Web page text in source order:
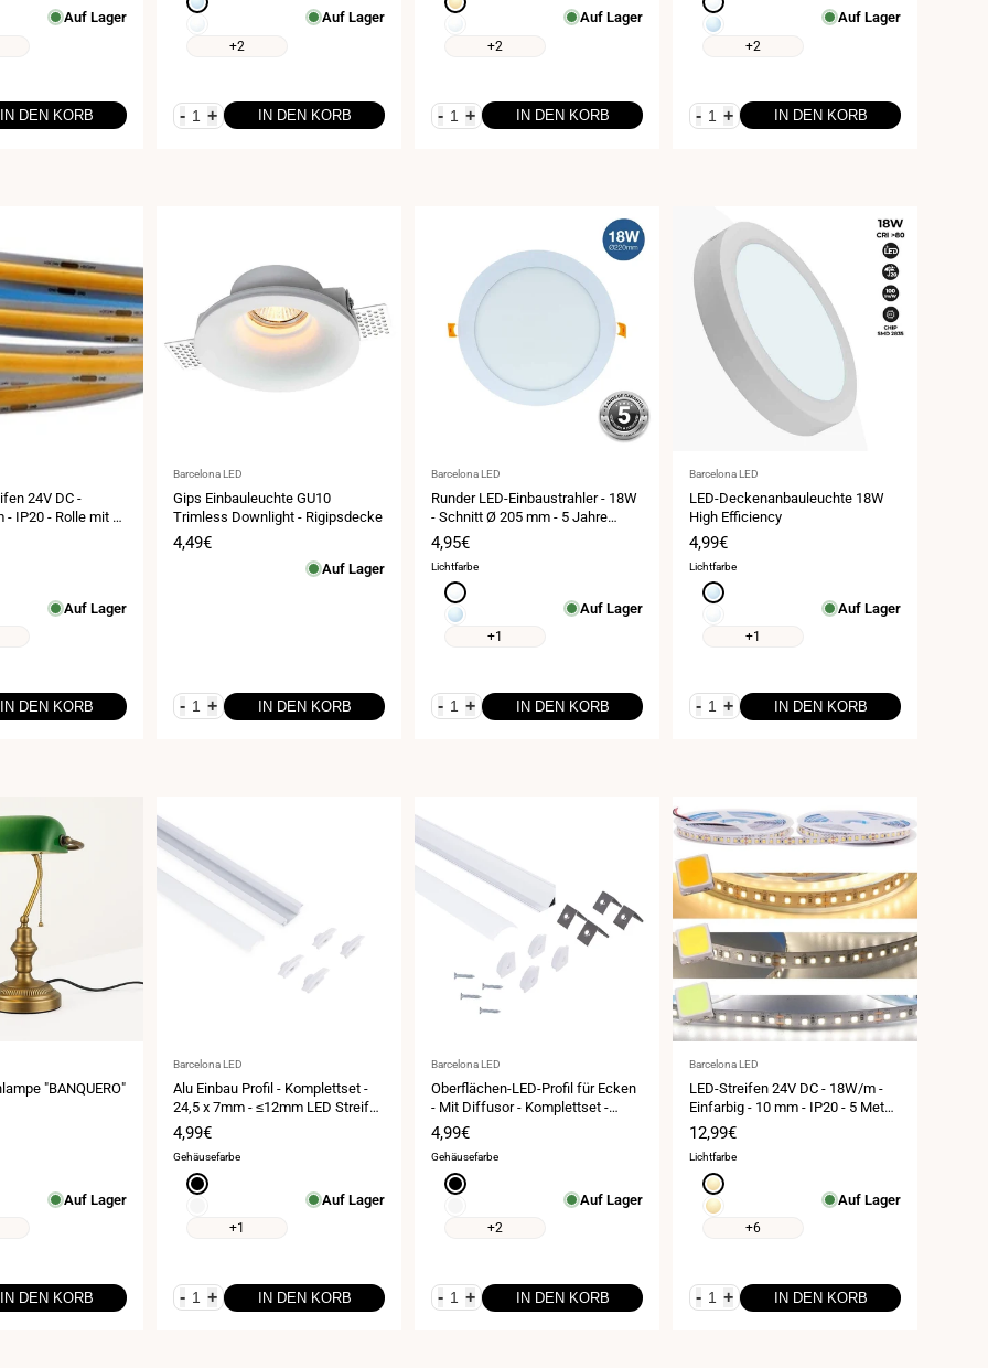
Auf Lager
IN DEN KORB
+2
Auf Lager
- + IN DEN KORB
+2
Auf Lager
- + IN DEN KORB
4000K
Kaltweiß
+2
Auf Lager
- + IN DEN KORB
24V DC -
- IP20 - Rolle mit 5
cm schneidbar
Auf Lager
IN DEN KORB
Anbieter:
Barcelona LED
Gips Einbauleuchte GU10
Trimless Downlight - Rigipsdecke
Verkaufspreis
4,49€
Auf Lager
- + IN DEN KORB
Anbieter:
Barcelona LED
Runder LED-Einbaustrahler - 18W
- Schnitt Ø 205 mm - 5 Jahre
Garantie
Verkaufspreis
4,95€
Lichtfarbe
Neutralweiß
4000K
Kaltweiß
+1
Auf Lager
- + IN DEN KORB
Anbieter:
Barcelona LED
LED-Deckenanbauleuchte 18W
High Efficiency
Verkaufspreis
4,99€
Lichtfarbe
Kaltweiß
+1
Auf Lager
- + IN DEN KORB
"BANQUERO"
Auf Lager
IN DEN KORB
Anbieter:
Barcelona LED
Alu Einbau Profil - Komplettset -
24,5 x 7mm - ≤12mm LED Streifen
- 2 Meter
Verkaufspreis
4,99€
Gehäusefarbe
Schwarz
+1
Auf Lager
- + IN DEN KORB
Anbieter:
Barcelona LED
Oberflächen-LED-Profil für Ecken
- Mit Diffusor - Komplettset -
15,8x15,8mm - LED-Streifen ≤ 10
mm - 2 Meter
Verkaufspreis
4,99€
Gehäusefarbe
Schwarz
+2
Auf Lager
- + IN DEN KORB
Anbieter:
Barcelona LED
LED-Streifen 24V DC - 18W/m -
Einfarbig - 10 mm - IP20 - 5 Meter
Rolle - 120 LEDs/m
Verkaufspreis
12,99€
Lichtfarbe
Warmweiß
1800K
Warmweiß
+6
Auf Lager
- + IN DEN KORB